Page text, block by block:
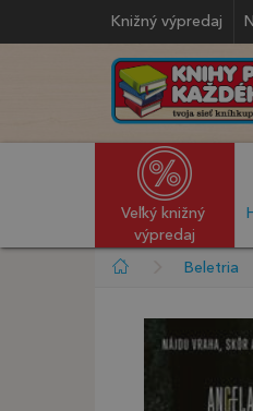
Knižný výpredaj
Veľký knižný
výpredaj
Beletria